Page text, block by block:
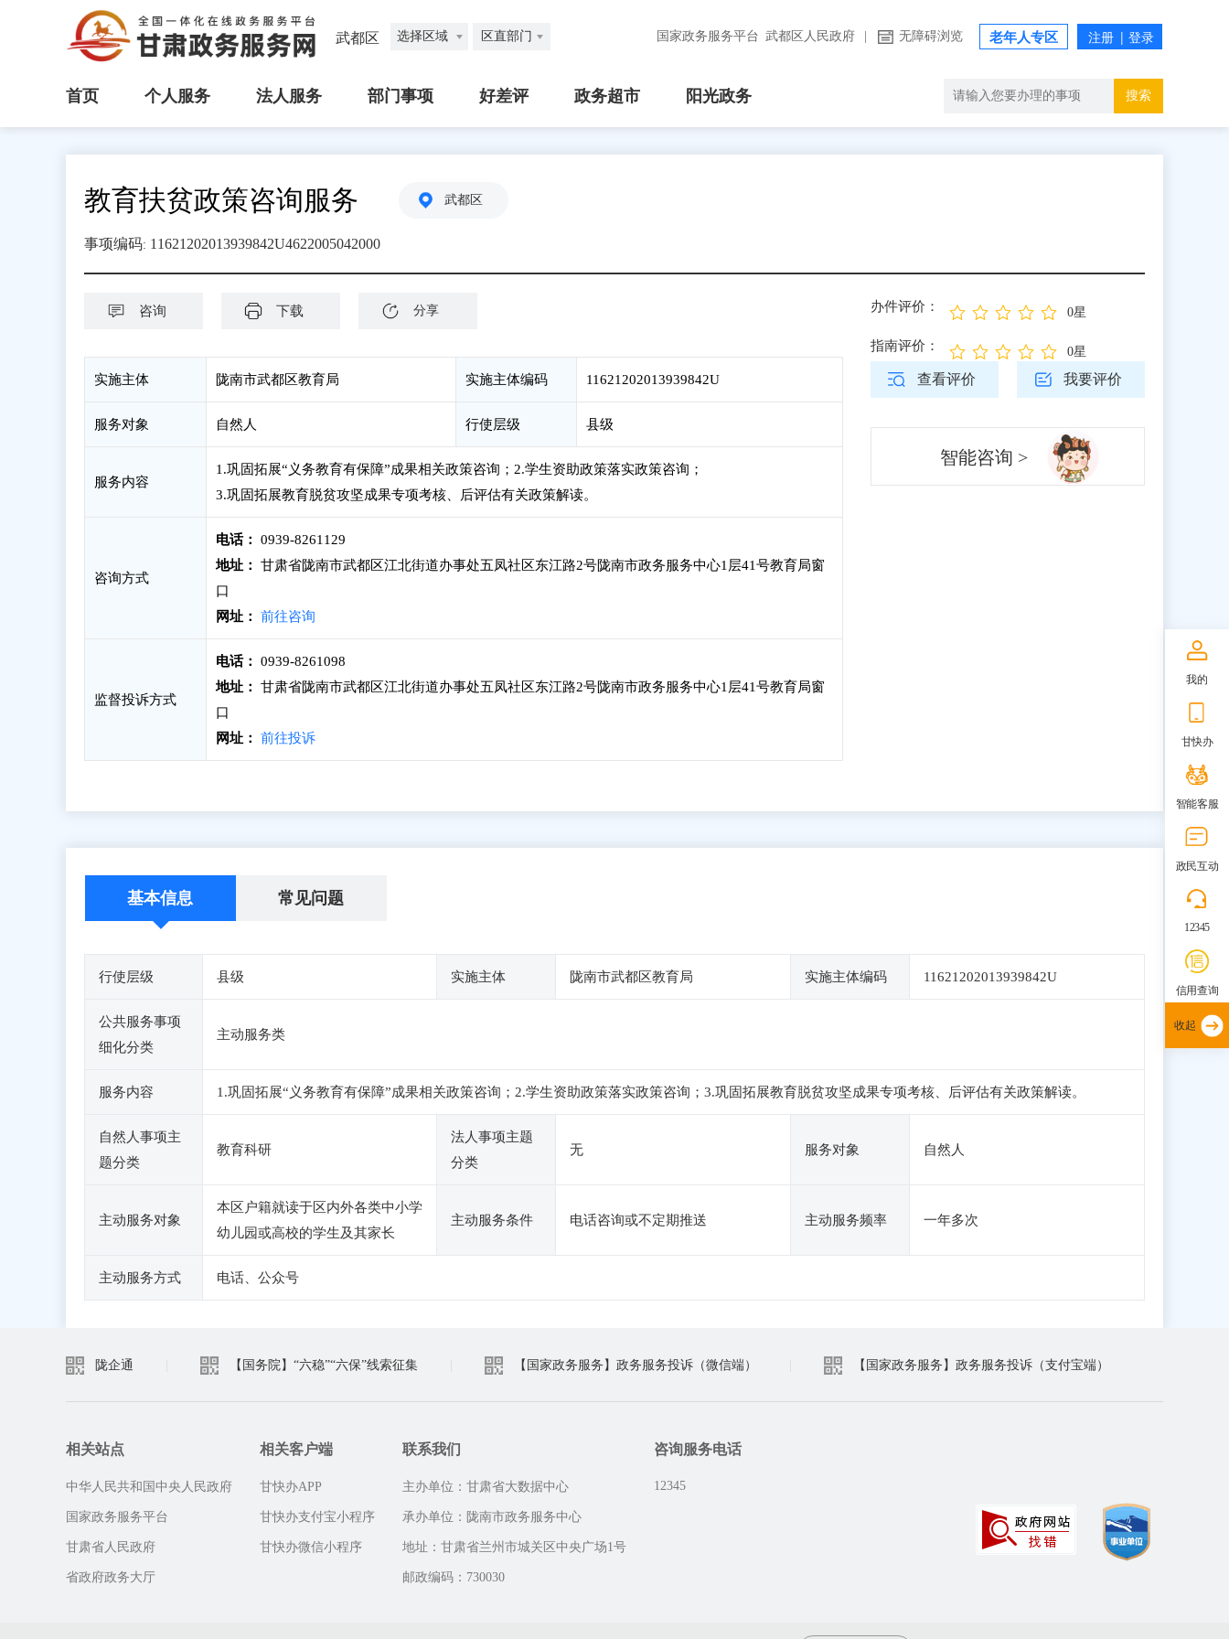
武都区 选择区域 区直部门 国家政务服务平台 武都区人民政府 无障碍浏览 老年人专区
首页 个人服务 法人服务 部门事项 好差评 政务超市 阳光政务 搜索
教育扶贫政策咨询服务 武都区
事项编码: 11621202013939842U4622005042000
咨询 下载 分享
实施主体 陇南市武都区教育局 实施主体编码 11621202013939842U
服务对象 自然人 行使层级 县级
服务内容
1.巩固拓展“义务教育有保障”成果相关政策咨询；2.学生资助政策落实政策咨询；
3.巩固拓展教育脱贫攻坚成果专项考核、后评估有关政策解读。
咨询方式
电话：
0939-8261129
地址：
甘肃省陇南市武都区江北街道办事处五凤社区东江路2号陇南市政务服务中心1层41号教育局窗
口
网址：
前往咨询
监督投诉方式
电话：
0939-8261098
地址：
甘肃省陇南市武都区江北街道办事处五凤社区东江路2号陇南市政务服务中心1层41号教育局窗
口
网址：
前往投诉
办件评价： 0星
指南评价： 0星
查看评价 我要评价
智能咨询 >
基本信息 常见问题
行使层级 县级 实施主体 陇南市武都区教育局 实施主体编码 11621202013939842U
公共服务事项
细化分类
主动服务类
服务内容 1.巩固拓展“义务教育有保障”成果相关政策咨询；2.学生资助政策落实政策咨询；3.巩固拓展教育脱贫攻坚成果专项考核、后评估有关政策解读。
自然人事项主
题分类
教育科研
法人事项主题
分类
无 服务对象 自然人
主动服务对象
本区户籍就读于区内外各类中小学
幼儿园或高校的学生及其家长
主动服务条件 电话咨询或不定期推送 主动服务频率 一年多次
主动服务方式 电话、公众号
陇企通 【国务院】“六稳”“六保”线索征集 【国家政务服务】政务服务投诉（微信端） 【国家政务服务】政务服务投诉（支付宝端）
相关站点
中华人民共和国中央人民政府
国家政务服务平台
甘肃省人民政府
省政府政务大厅
相关客户端
甘快办APP
甘快办支付宝小程序
甘快办微信小程序
联系我们
主办单位：甘肃省大数据中心
承办单位：陇南市政务服务中心
地址：甘肃省兰州市城关区中央广场1号
邮政编码：730030
咨询服务电话
12345
我的
甘快办
智能客服
政民互动
12345
信用查询
收起